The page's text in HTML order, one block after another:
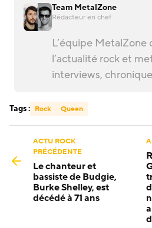
Team MetalZone
Rédacteur en chef
L’équipe
l’actualité rock et
interviews,
Tags : Rock Queen
ACTU ROCK
PRÉCÉDENTE
Le chanteur et
bassiste de Budgie,
Burke Shelley, est
décédé à 71 ans